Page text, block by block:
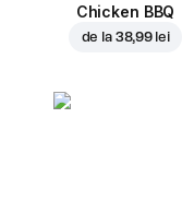
Chicken BBQ
de la 38,99 lei